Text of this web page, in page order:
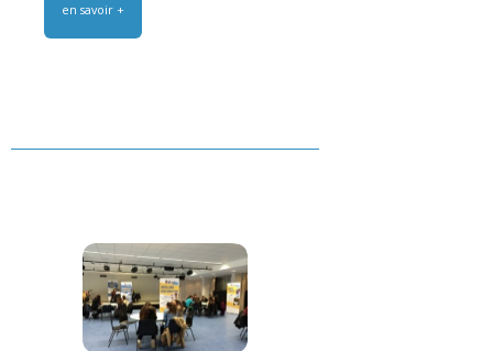
en savoir +